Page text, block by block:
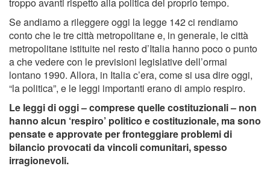
troppo avanti rispetto alla politica del proprio tempo.
Se andiamo a rileggere oggi la legge 142 ci rendiamo
conto che le tre città metropolitane e, in generale, le città
metropolitane istituite nel resto d’Italia hanno poco o punto
a che vedere con le previsioni legislative dell’ormai
lontano 1990. Allora, in Italia c’era, come si usa dire oggi,
“la politica”, e le leggi importanti erano di ampio respiro.
Le leggi di oggi – comprese quelle costituzionali – non
hanno alcun ‘respiro’ politico e costituzionale, ma sono
pensate e approvate per fronteggiare problemi di
bilancio provocati da vincoli comunitari, spesso
irragionevoli.